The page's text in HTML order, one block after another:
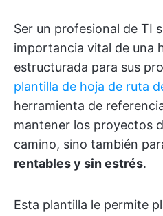
Ser un profesional de TI
importancia vital de una
estructurada para sus
plantilla de hoja de ruta
herramienta de
mantener los proyectos
camino, sino también
rentables y sin estrés.
Esta plantilla le permite